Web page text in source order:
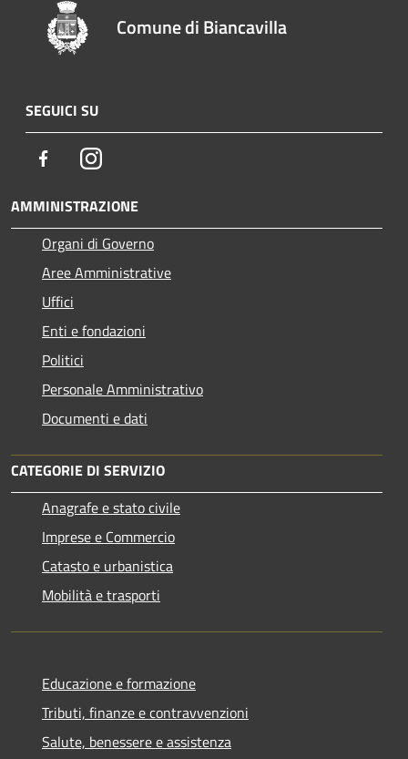
Comune di Biancavilla
SEGUICI SU
FacebookInstagram
AMMINISTRAZIONE
Organi di Governo
Aree Amministrative
Uffici
Enti e fondazioni
Politici
Personale Amministrativo
Documenti e dati
CATEGORIE DI SERVIZIO
Anagrafe e stato civile
Imprese e Commercio
Catasto e urbanistica
Mobilità e trasporti
Educazione e formazione
Tributi, finanze e contravvenzioni
Salute, benessere e assistenza